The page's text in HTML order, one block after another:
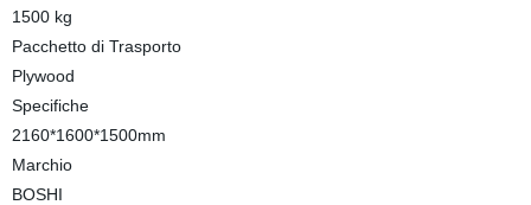
1500 kg
Pacchetto di Trasporto
Plywood
Specifiche
2160*1600*1500mm
Marchio
BOSHI